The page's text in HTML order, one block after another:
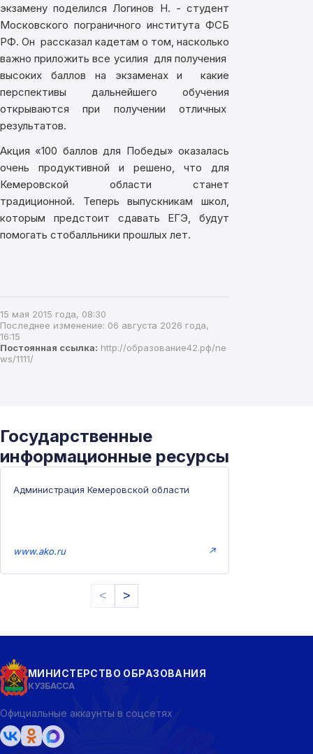
экзамену поделился Логинов Н. - студент
Московского пограничного института ФСБ
РФ. Он рассказал кадетам о том, насколько
важно приложить все усилия для получения
высоких баллов на экзаменах и какие
перспективы дальнейшего обучения
открываются при получении отличных
результатов.
Акция «100 баллов для Победы» оказалась
очень продуктивной и решено, что для
Кемеровской области станет
традиционной. Теперь выпускникам школ,
которым предстоит сдавать ЕГЭ, будут
помогать стобалльники прошлых лет.
15 мая 2015 года, 08:30
Последнее изменение: 06 августа 2026 года,
16:15
Постоянная ссылка: http://образование42.рф/ne
ws/1111/
Государственные
информационные ресурсы
Администрация Кемеровской области
www.ako.ru ↗
< >
МИНИСТЕРСТВО ОБРАЗОВАНИЯ
КУЗБАССА
Официальные аккаунты в соцсетях